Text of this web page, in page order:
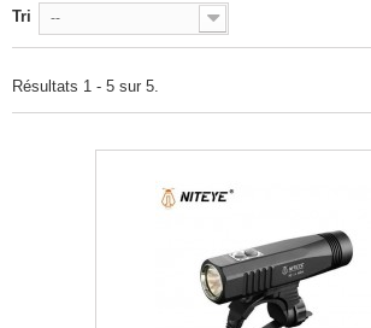
Tri --
Résultats 1 - 5 sur 5.